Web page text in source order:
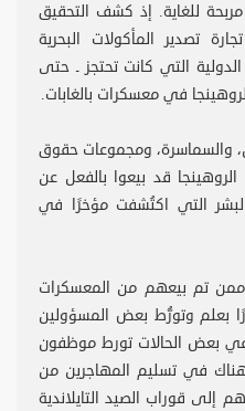
مربحة للغاية. إذ كشف التحقيق
تصدير المأكولات البحرية
الدولية التي كانت تحتجز ـ حتى
في معسكرات بالغابات.
والسماسرة، ومجموعات حقوق
قد بيعوا بالفعل عن
التي اكتُشفت مؤخرًا في
تم بيعهم من المعسكرات
بعلم وتورُّط بعض المسؤولين
في بعض الحالات تورط موظفون
هناك في تسليم المهاجرين من
إلى قوراب الصيد التايلاندية